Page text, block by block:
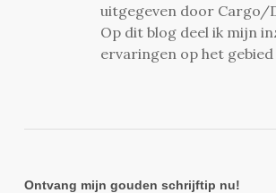
uitgegeven door Cargo/
Op dit blog deel ik mijn
ervaringen op het
Ontvang mijn gouden schrijftip nu!